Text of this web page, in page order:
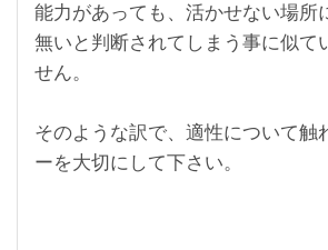
能力があっても、活かせない場所
無いと判断されてしまう事に似て
せん。
そのような訳で、適性について触
ーを大切にして下さい。